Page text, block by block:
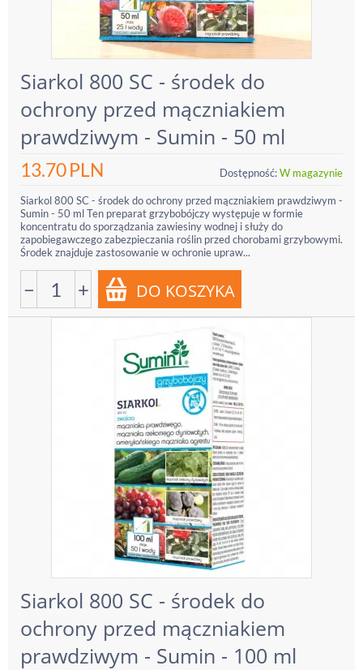
Siarkol 800 SC - środek do
ochrony przed mączniakiem
prawdziwym - Sumin - 50 ml
13.70PLN Dostępność:W magazynie
Siarkol 800 SC - środek do ochrony przed mączniakiem prawdziwym -
Sumin - 50 ml Ten preparat grzybobójczy występuje w formie
koncentratu do sporządzania zawiesiny wodnej i służy do
zapobiegawczego zabezpieczania roślin przed chorobami grzybowymi.
Środek znajduje zastosowanie w ochronie upraw...
− +
Siarkol 800 SC - środek do
ochrony przed mączniakiem
prawdziwym - Sumin - 100 ml